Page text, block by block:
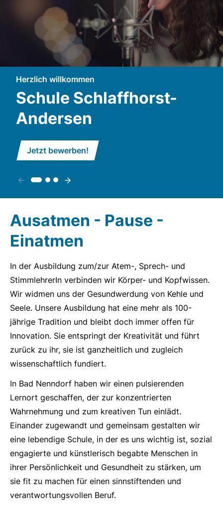
Herzlich willkommen
Schule Schlaffhorst-
Andersen
Jetzt bewerben!
Ausatmen - Pause -
Einatmen
In der Ausbildung zum/zur Atem-, Sprech- und
StimmlehrerIn verbinden wir Körper- und Kopfwissen.
Wir widmen uns der Gesundwerdung von Kehle und
Seele. Unsere Ausbildung hat eine mehr als 100-
jährige Tradition und bleibt doch immer offen für
Innovation. Sie entspringt der Kreativität und führt
zurück zu ihr, sie ist ganzheitlich und zugleich
wissenschaftlich fundiert.
In Bad Nenndorf haben wir einen pulsierenden
Lernort geschaffen, der zur konzentrierten
Wahrnehmung und zum kreativen Tun einlädt.
Einander zugewandt und gemeinsam gestalten wir
eine lebendige Schule, in der es uns wichtig ist, sozial
engagierte und künstlerisch begabte Menschen in
ihrer Persönlichkeit und Gesundheit zu stärken, um
sie fit zu machen für einen sinnstiftenden und
verantwortungsvollen Beruf.